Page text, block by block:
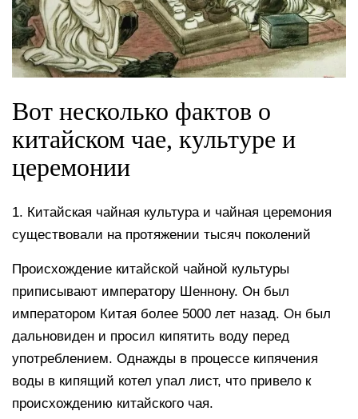
Вот несколько фактов о
китайском чае, культуре и
церемонии
1. Китайская чайная культура и чайная церемония
существовали на протяжении тысяч поколений
Происхождение китайской чайной культуры
приписывают императору Шеннону. Он был
императором Китая более 5000 лет назад. Он был
дальновиден и просил кипятить воду перед
употреблением. Однажды в процессе кипячения
воды в кипящий котел упал лист, что привело к
происхождению китайского чая.